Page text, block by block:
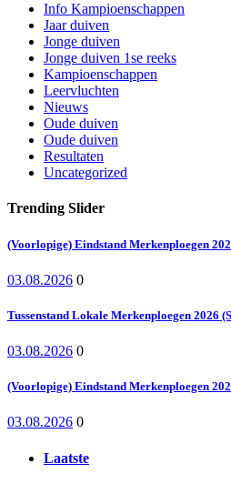
Info Kampioenschappen
Jaar duiven
Jonge duiven
Jonge duiven 1se reeks
Kampioenschappen
Leervluchten
Nieuws
Oude duiven
Oude duiven
Resultaten
Uncategorized
Trending Slider
(Voorlopige) Eindstand Merkenploegen
03.08.2026 0
Tussenstand Lokale Merkenploegen 2026
03.08.2026 0
(Voorlopige) Eindstand Merkenploegen
03.08.2026 0
Laatste